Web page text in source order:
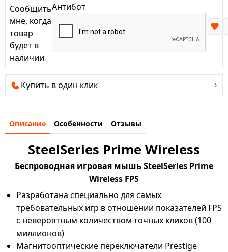
Сообщить
мне, когда
товар
будет в
наличии
Антибот
Купить в один клик
Описание Особенности Отзывы
SteelSeries Prime Wireless
Беспроводная игровая мышь SteelSeries Prime
Wireless FPS
Разработана специально для самых
требовательных игр в отношении показателей FPS
с невероятным количеством точных кликов (100
миллионов)
Магнитооптические переключатели Prestige